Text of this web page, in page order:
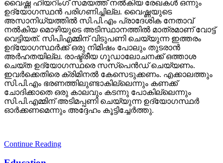
വെട്ടിയത്. സിപിഎമ്മിന് വിടുപണി ചെയ്യുന്ന ഇത്തരം
ഉദ്യോഗസ്ഥര്‍ക്ക് ഒരു നിമിഷം പോലും തുടരാന്‍
അര്‍ഹതയില്ല. രാഷ്ട്രീയ ഗൂഡാലോചനക്ക് ഒത്താശ
ചെയ്ത ഉദ്യോഗസ്ഥരെ സസ്പെന്‍ഡ് ചെയ്യണം.
ഇവര്‍ക്കെതിരെ ക്രിമിനല്‍ കേസെടുക്കണം. എക്കാലത്തും
സി.പി.എം ഭരണത്തിലുണ്ടാകില്ലെന്നും കണക്ക്
ചോദിക്കാതെ ഒരു കാലവും കടന്നു പോകില്ലെന്നും
സി.പി.എമ്മിന് അടിമപ്പണി ചെയ്യുന്ന ഉദ്യോഗസ്ഥര്‍
ഓര്‍ക്കണമെന്നും അദ്ദേഹം കൂട്ടിച്ചേര്‍ത്തു.
Continue Reading
മലയാളം മീഡിയത്തില്‍ SSLC